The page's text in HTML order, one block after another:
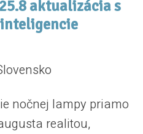
aktualizácia s
nočnej lampy priamo
realitou,